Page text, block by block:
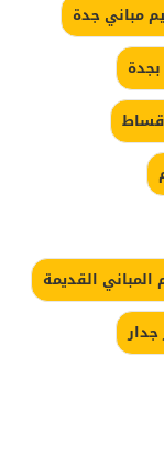
مباني جدة
المباني القديمة